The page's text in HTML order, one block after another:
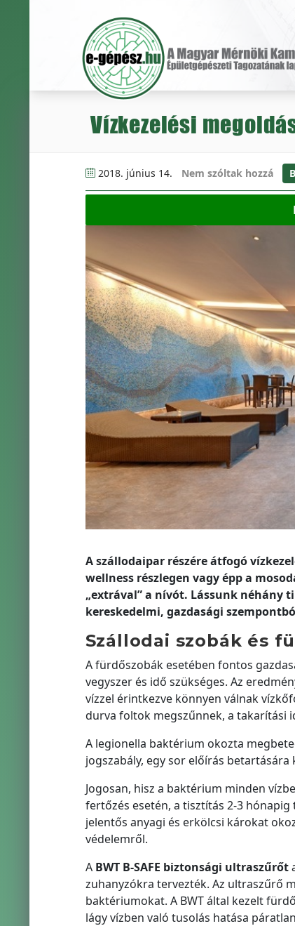
Vízkezelési
2018. június 14. Nem szóltak hozzá
A szállodaipar részére átfogó
wellness részlegen vagy épp a
„extrával” a nívót. Lássunk néhány
kereskedelmi, gazdasági
Szállodai szobák és
A fürdőszobák esetében fontos
vegyszer és idő szükséges. Az
vízzel érintkezve könnyen válnak
durva foltok megszűnnek, a takarítási
A legionella baktérium okozta
jogszabály, egy sor előírás betartására
Jogosan, hisz a baktérium minden
fertőzés esetén, a tisztítás 2-3
jelentős anyagi és erkölcsi károkat
védelemről.
A BWT B-SAFE biztonsági ultraszűrőt
zuhanyzókra tervezték. Az ultraszűrő
baktériumokat. A BWT által kezelt
lágy vízben való tusolás hatása